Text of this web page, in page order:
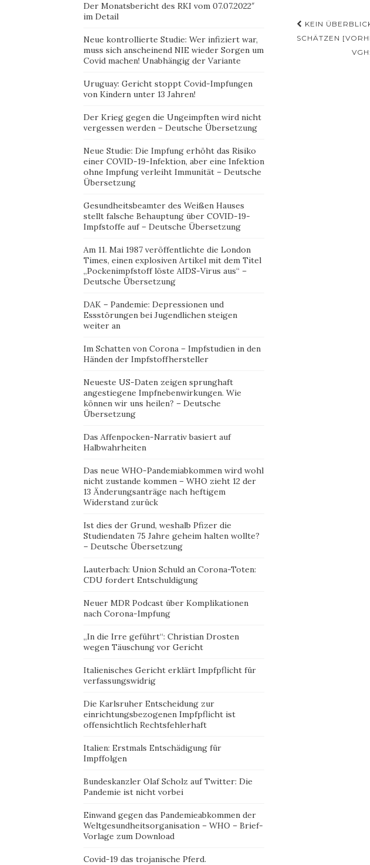
KEIN
SCHÄTZEN
Der Monatsbericht des RKI vom 07.07.2022″
im Detail
Neue kontrollierte Studie: Wer infiziert war,
muss sich anscheinend NIE wieder Sorgen um
Covid machen! Unabhängig der Variante
Uruguay: Gericht stoppt Covid-Impfungen
von Kindern unter 13 Jahren!
Der Krieg gegen die Ungeimpften wird nicht
vergessen werden – Deutsche Übersetzung
Neue Studie: Die Impfung erhöht das Risiko
einer COVID-19-Infektion, aber eine Infektion
ohne Impfung verleiht Immunität – Deutsche
Übersetzung
Gesundheitsbeamter des Weißen Hauses
stellt falsche Behauptung über COVID-19-
Impfstoffe auf – Deutsche Übersetzung
Am 11. Mai 1987 veröffentlichte die London
Times, einen explosiven Artikel mit dem Titel
„Pockenimpfstoff löste AIDS-Virus aus“ –
Deutsche Übersetzung
DAK – Pandemie: Depressionen und
Essstörungen bei Jugendlichen steigen
weiter an
Im Schatten von Corona – Impfstudien in den
Händen der Impfstoffhersteller
Neueste US-Daten zeigen sprunghaft
angestiegene Impfnebenwirkungen. Wie
können wir uns heilen? – Deutsche
Übersetzung
Das Affenpocken-Narrativ basiert auf
Halbwahrheiten
Das neue WHO-Pandemiabkommen wird wohl
nicht zustande kommen – WHO zieht 12 der
13 Änderungsanträge nach heftigem
Widerstand zurück
Ist dies der Grund, weshalb Pfizer die
Studiendaten 75 Jahre geheim halten wollte?
– Deutsche Übersetzung
Lauterbach: Union Schuld an Corona-Toten:
CDU fordert Entschuldigung
Neuer MDR Podcast über Komplikationen
nach Corona-Impfung
„In die Irre geführt“: Christian Drosten
wegen Täuschung vor Gericht
Italienisches Gericht erklärt Impfpflicht für
verfassungswidrig
Die Karlsruher Entscheidung zur
einrichtungsbezogenen Impfpflicht ist
offensichtlich Rechtsfehlerhaft
Italien: Erstmals Entschädigung für
Impffolgen
Bundeskanzler Olaf Scholz auf Twitter: Die
Pandemie ist nicht vorbei
Einwand gegen das Pandemieabkommen der
Weltgesundheitsorganisation – WHO – Brief-
Vorlage zum Download
Covid-19 das trojanische Pferd.